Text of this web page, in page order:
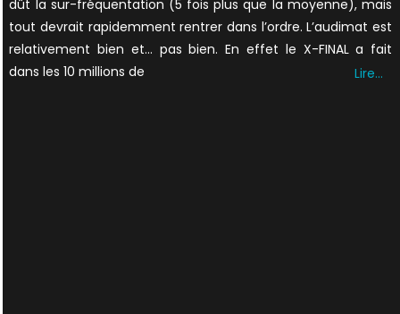
dût la sur-fréquentation (5 fois plus que la moyenne), mais
tout devrait rapidemment rentrer dans l’ordre. L’audimat est
relativement bien et… pas bien. En effet le X-FINAL a fait
dans les 10 millions de
Lire…